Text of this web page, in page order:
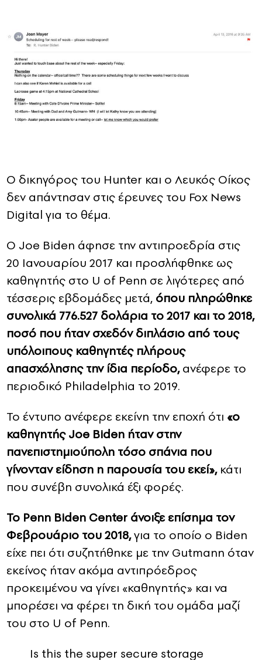
Ο δικηγόρος του Hunter και ο Λευκός Οίκος
δεν απάντησαν στις έρευνες του Fox News
Digital για το θέμα.
Ο Joe Biden άφησε την αντιπροεδρία στις
20 Ιανουαρίου 2017 και προσλήφθηκε ως
καθηγητής στο U of Penn σε λιγότερες από
τέσσερις εβδομάδες μετά, όπου πληρώθηκε
συνολικά 776.527 δολάρια το 2017 και το 2018,
ποσό που ήταν σχεδόν διπλάσιο από τους
υπόλοιπους καθηγητές πλήρους
απασχόλησης την ίδια περίοδο,ανέφερε το
περιοδικό Philadelphia το 2019.
Το έντυπο ανέφερε εκείνη την εποχή ότι «ο
καθηγητής Joe Biden ήταν στην
πανεπιστημιούπολη τόσο σπάνια που
γίνονταν είδηση η παρουσία του εκεί»,κάτι
που συνέβη συνολικά έξι φορές.
Το Penn Biden Center άνοιξε επίσημα τον
Φεβρουάριο του 2018,για το οποίο ο Biden
είχε πει ότι συζητήθηκε με την Gutmann όταν
εκείνος ήταν ακόμα αντιπρόεδρος
προκειμένου να γίνει «καθηγητής» και να
μπορέσει να φέρει τη δική του ομάδα μαζί
του στο U of Penn.
Is this the super secure storage